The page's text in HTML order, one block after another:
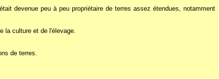
devenue peu à peu propriétaire de terres assez étendues, notamment
la culture et de l'élevage.
de terres.